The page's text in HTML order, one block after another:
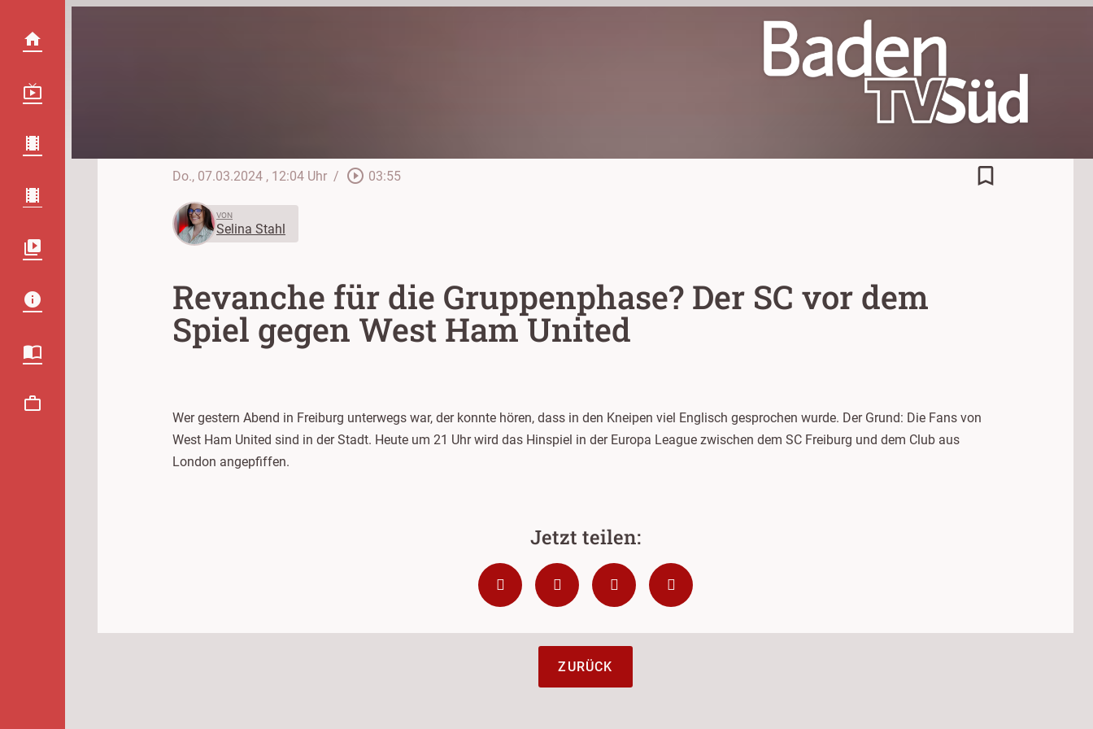
Do., 07.03.2024 , 12:04 Uhr / play_circle_outline 03:55 bookmark_border
VON
Selina Stahl
Revanche für die Gruppenphase? Der SC vor dem
Spiel gegen West Ham United
Wer gestern Abend in Freiburg unterwegs war, der konnte hören, dass in den Kneipen viel Englisch gesprochen wurde. Der Grund: Die Fans von
West Ham United sind in der Stadt. Heute um 21 Uhr wird das Hinspiel in der Europa League zwischen dem SC Freiburg und dem Club aus
London angepfiffen.
ZURÜCK